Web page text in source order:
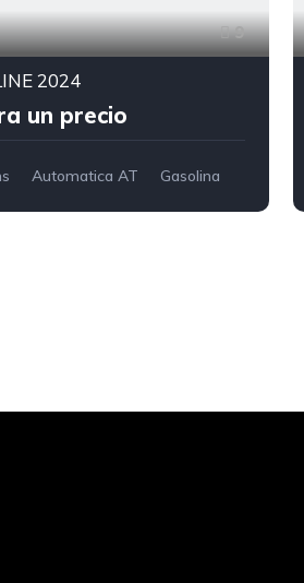
9
2024
un precio
Automatica AT
Gasolina